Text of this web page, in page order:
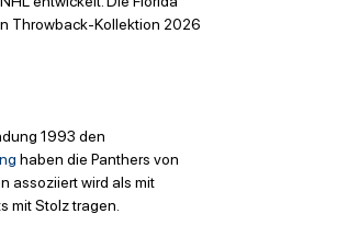
Throwback-Kollektion 2026
1993 den
haben die Panthers von
assoziiert wird als mit
mit Stolz tragen.